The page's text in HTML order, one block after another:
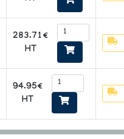
283.71€
HT
94.95€
HT